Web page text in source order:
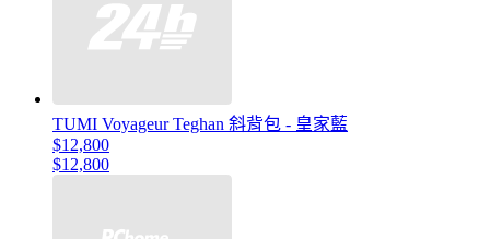
TUMI Voyageur Teghan 斜背包 - 皇家藍
$12,800
$12,800